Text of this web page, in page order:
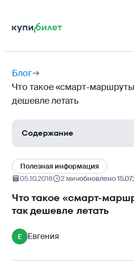
Блог
Что такое «смарт-
дешевле летать
Содержание
В чём смысл?
Полезная информация
05.10.2018
2 минобновлено
Что такое «смарт-
так дешевле летать
Е Евгения